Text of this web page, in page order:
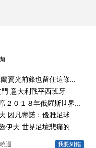
賣光前鋒也留住這條...
意大利戰平西班牙
２０１８年俄羅斯世界...
因凡蒂諾：優雅足球...
伊夫 世界足壇悲痛的...
我要糾錯
遐